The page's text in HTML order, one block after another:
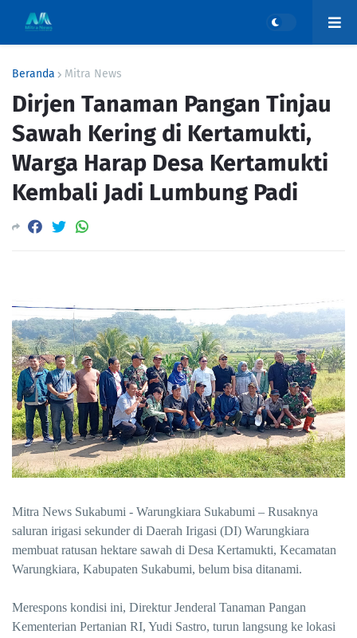
Beranda Mitra News
Dirjen Tanaman Pangan Tinjau
Sawah Kering di Kertamukti,
Warga Harap Desa Kertamukti
Kembali Jadi Lumbung Padi
Mitra News Sukabumi - Warungkiara Sukabumi – Rusaknya
saluran irigasi sekunder di Daerah Irigasi (DI) Warungkiara
membuat ratusan hektare sawah di Desa Kertamukti, Kecamatan
Warungkiara, Kabupaten Sukabumi, belum bisa ditanami.
Merespons kondisi ini, Direktur Jenderal Tanaman Pangan
Kementerian Pertanian RI, Yudi Sastro, turun langsung ke lokasi